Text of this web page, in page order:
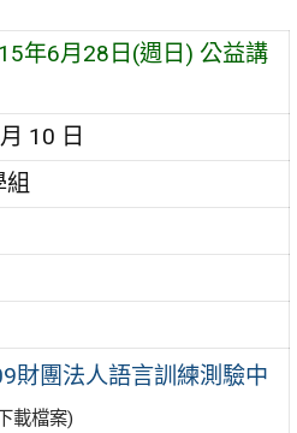
年6月28日(週日) 公益講
10 日
財團法人語言訓練測驗中
載檔案)